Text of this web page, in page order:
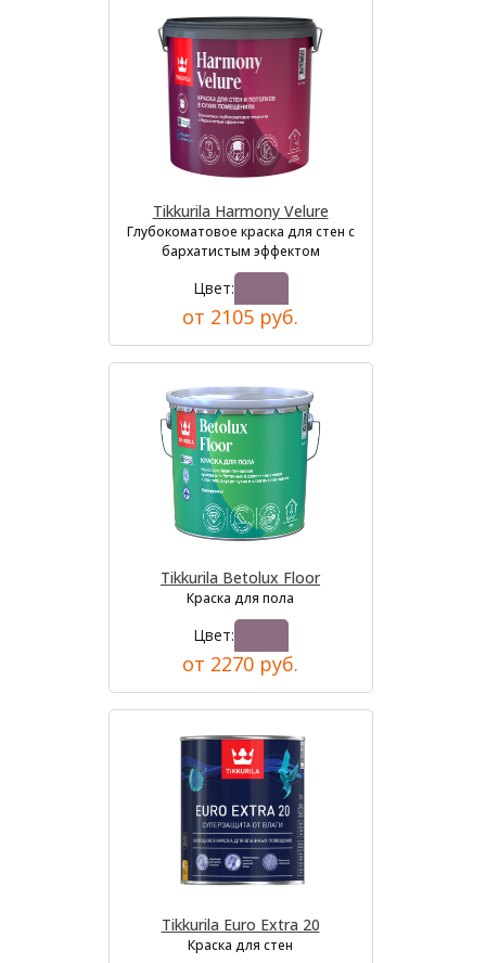
Tikkurila Harmony Velure
Глубокоматовое краска для стен с
бархатистым эффектом
Цвет:
от 2105 руб.
Tikkurila Betolux Floor
Краска для пола
Цвет:
от 2270 руб.
Tikkurila Euro Extra 20
Краска для стен